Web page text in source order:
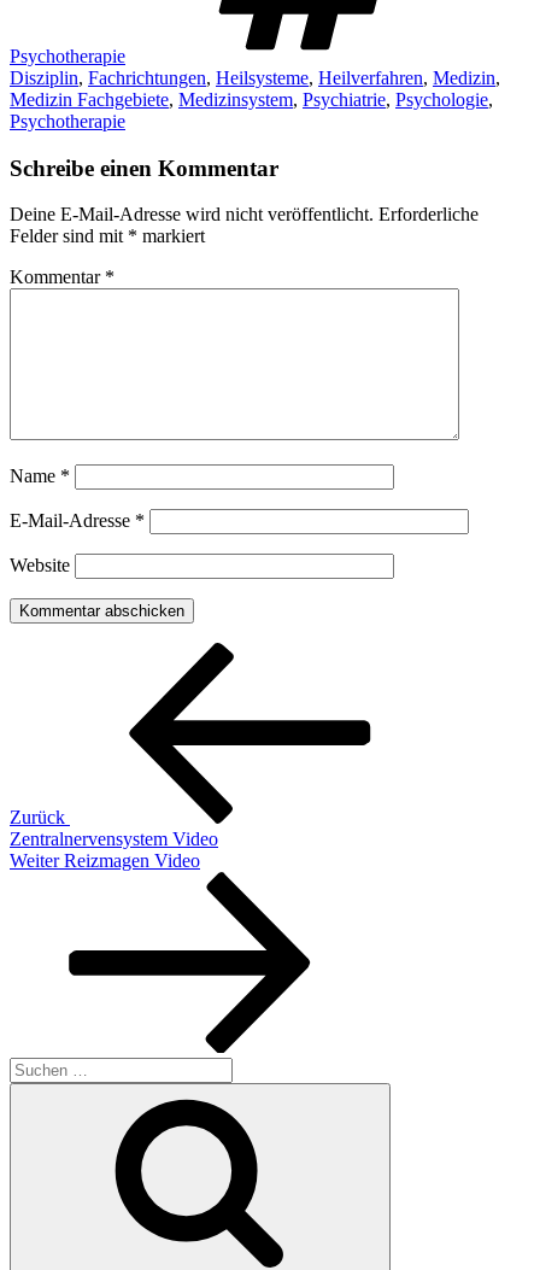
Psychotherapie
Disziplin, Fachrichtungen, Heilsysteme, Heilverfahren, Medizin,
Medizin Fachgebiete, Medizinsystem, Psychiatrie, Psychologie,
Psychotherapie
Schreibe einen Kommentar
Deine E-Mail-Adresse wird nicht veröffentlicht. Erforderliche
Felder sind mit * markiert
Kommentar *
Name *
E-Mail-Adresse *
Website
Beitragsnavigation
Zurück
Zentralnervensystem Video
Nächster
Weiter Reizmagen Video
Suchen
nach: